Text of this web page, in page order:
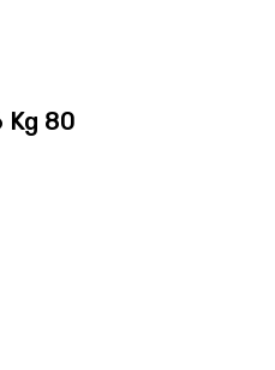
Kg 80